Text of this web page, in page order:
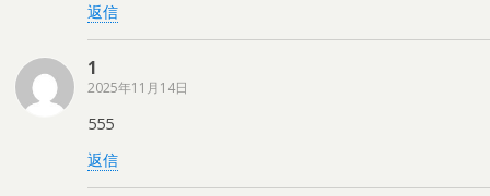
返信
1
2025年11月14日
555
返信